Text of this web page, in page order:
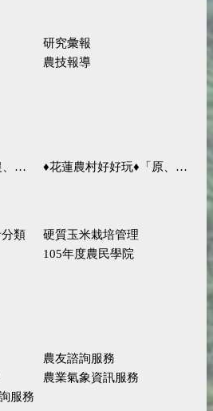
研究彙報
農技報導
薦 ♦花蓮農村好好玩♦「原、生、慢、活」四條遊程推薦
類
硬質玉米栽培管理
105年度農民學院
農友諮詢服務
農業氣象資訊服務
服務